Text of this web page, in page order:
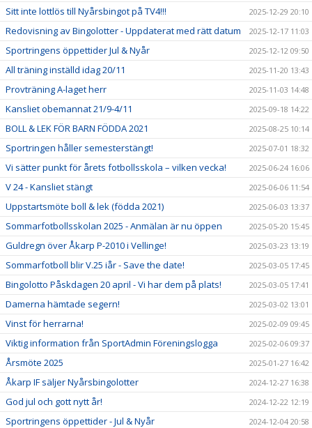
Sitt inte lottlös till Nyårsbingot på TV4!!! 2025-12-29 20:10
Redovisning av Bingolotter - Uppdaterat med rätt datum 2025-12-17 11:03
Sportringens öppettider Jul & Nyår 2025-12-12 09:50
All träning inställd idag 20/11 2025-11-20 13:43
Provträning A-laget herr 2025-11-03 14:48
Kansliet obemannat 21/9-4/11 2025-09-18 14:22
BOLL & LEK FÖR BARN FÖDDA 2021 2025-08-25 10:14
Sportringen håller semesterstängt! 2025-07-01 18:32
Vi sätter punkt för årets fotbollsskola – vilken vecka! 2025-06-24 16:06
V 24 - Kansliet stängt 2025-06-06 11:54
Uppstartsmöte boll & lek (födda 2021) 2025-06-03 13:37
Sommarfotbollsskolan 2025 - Anmälan är nu öppen 2025-05-20 15:45
Guldregn över Åkarp P-2010 i Vellinge! 2025-03-23 13:19
Sommarfotboll blir V.25 iår - Save the date! 2025-03-05 17:45
Bingolotto Påskdagen 20 april - Vi har dem på plats! 2025-03-05 17:41
Damerna hämtade segern! 2025-03-02 13:01
Vinst för herrarna! 2025-02-09 09:45
Viktig information från SportAdmin Föreningslogga 2025-02-06 09:37
Årsmöte 2025 2025-01-27 16:42
Åkarp IF säljer Nyårsbingolotter 2024-12-27 16:38
God jul och gott nytt år! 2024-12-22 12:19
Sportringens öppettider - Jul & Nyår 2024-12-04 20:58